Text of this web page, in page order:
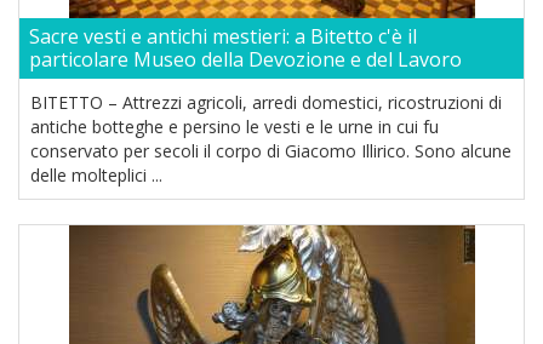
Sacre vesti e antichi mestieri: a Bitetto c'è il
particolare Museo della Devozione e del Lavoro
BITETTO – Attrezzi agricoli, arredi domestici, ricostruzioni di
antiche botteghe e persino le vesti e le urne in cui fu
conservato per secoli il corpo di Giacomo Illirico. Sono alcune
delle molteplici ...